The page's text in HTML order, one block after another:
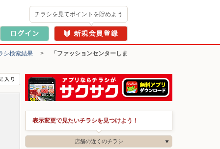
チラシを見てポイントを貯めよう
シ検索結果 >
「ファッションセンターしま
表示変更で見たいチラシを見つけよう！
店舗の近くのチラシ